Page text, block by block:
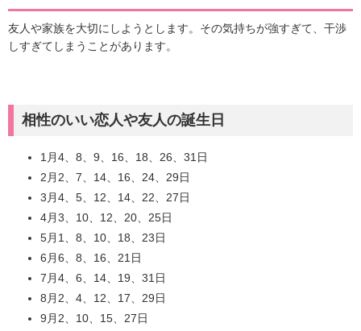
友人や家族を大切にしようとします。その気持ちが強すぎて、干渉
しすぎてしまうことがあります。
相性のいい恋人や友人の誕生日
1月4、8、9、16、18、26、31日
2月2、7、14、16、24、29日
3月4、5、12、14、22、27日
4月3、10、12、20、25日
5月1、8、10、18、23日
6月6、8、16、21日
7月4、6、14、19、31日
8月2、4、12、17、29日
9月2、10、15、27日